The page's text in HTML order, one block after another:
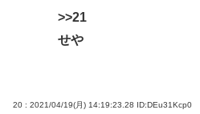
>>21
せや
20 : 2021/04/19(月) 14:19:23.28 ID:DEu31Kcp0